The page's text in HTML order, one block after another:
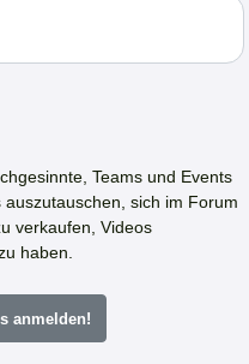
Teams und Events
sich im Forum
verkaufen, Videos
haben.
anmelden!